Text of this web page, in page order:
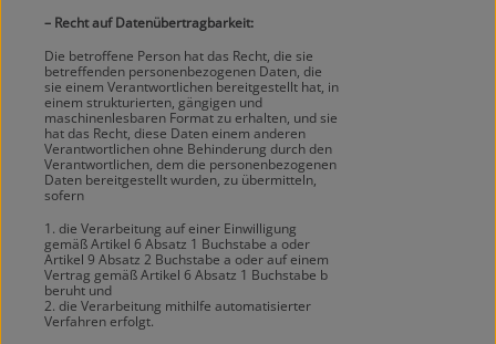
– Recht auf Datenübertragbarkeit:
Die betroffene Person hat das Recht, die sie
betreffenden personenbezogenen Daten, die
sie einem Verantwortlichen bereitgestellt hat, in
einem strukturierten, gängigen und
maschinenlesbaren Format zu erhalten, und sie
hat das Recht, diese Daten einem anderen
Verantwortlichen ohne Behinderung durch den
Verantwortlichen, dem die personenbezogenen
Daten bereitgestellt wurden, zu übermitteln,
sofern
1. die Verarbeitung auf einer Einwilligung
gemäß Artikel 6 Absatz 1 Buchstabe a oder
Artikel 9 Absatz 2 Buchstabe a oder auf einem
Vertrag gemäß Artikel 6 Absatz 1 Buchstabe b
beruht und
2. die Verarbeitung mithilfe automatisierter
Verfahren erfolgt.